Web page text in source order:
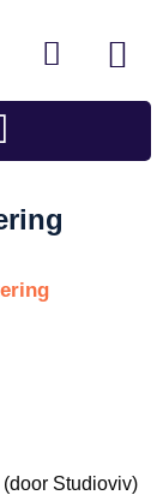
Studioviv)